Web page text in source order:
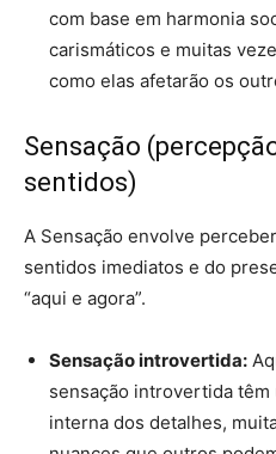
com base em harmonia
carismáticos e muitas
como elas afetarão os
Sensação
sentidos)
A Sensação envolve
sentidos imediatos e do
“aqui e agora”.
Sensação introvertida:
sensação introvertida
interna dos detalhes,